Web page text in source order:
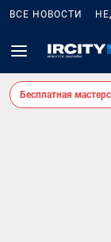
ВСЕ НОВОСТИ
Бесплатная